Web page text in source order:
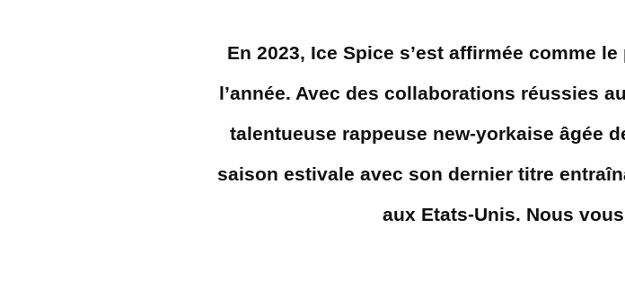
En 2023, Ice Spice s’est affirmée comme
l’année. Avec des collaborations réussies
talentueuse rappeuse new-yorkaise âgée
saison estivale avec son dernier titre
aux Etats-Unis. Nous